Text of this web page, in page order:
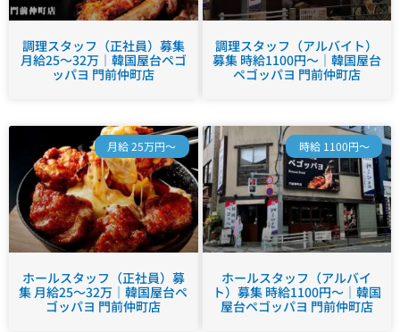
調理スタッフ（正社員）募集
月給25～32万｜韓国屋台ペゴ
ッパヨ 門前仲町店
調理スタッフ（アルバイト）
募集 時給1100円～｜韓国屋台
ペゴッパヨ 門前仲町店
月給 25万円～
ホールスタッフ（正社員）募
集 月給25～32万｜韓国屋台ペ
ゴッパヨ 門前仲町店
時給 1100円～
ホールスタッフ（アルバイ
ト）募集 時給1100円～｜韓国
屋台ペゴッパヨ 門前仲町店